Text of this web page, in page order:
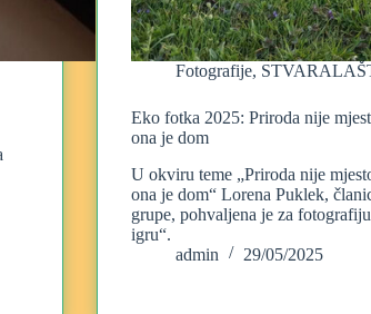
Fotografije,
Eko fotka 2025: Priroda nije
ona je dom
U okviru teme „Priroda nije
ona je dom“ Lorena Puklek,
grupe, pohvaljena je za
igru“.
admin
29/05/2025